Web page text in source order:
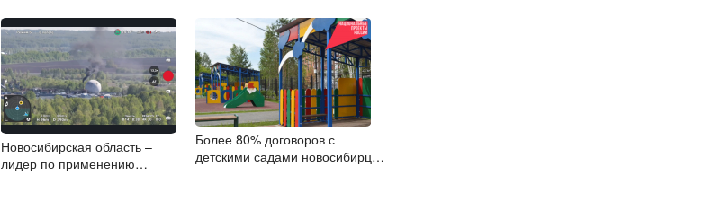
Новосибирская область –
лидер по применению
Более 80% договоров с
детскими садами новосибирцы